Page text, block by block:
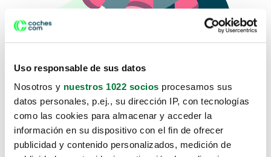
Uso responsable de sus datos
Nosotros y nuestros 1022 socios procesamos sus
datos personales, p.ej., su dirección IP, con tecnologías
como las cookies para almacenar y acceder la
información en su dispositivo con el fin de ofrecer
publicidad y contenido personalizados, medición de
Lo sentimos, no sabemos como
te hemos traido hasta aquí.